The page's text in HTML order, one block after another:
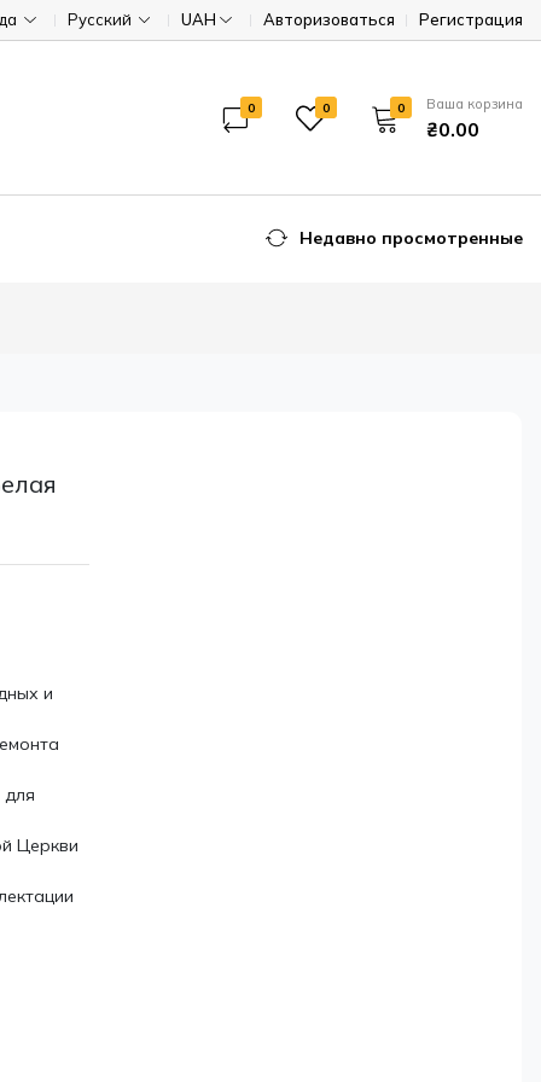
Русский UAH Авторизоваться Регистрация
0 0 0 Ваша корзина
₴0.00
Недавно просмотренные
и
для
Церкви